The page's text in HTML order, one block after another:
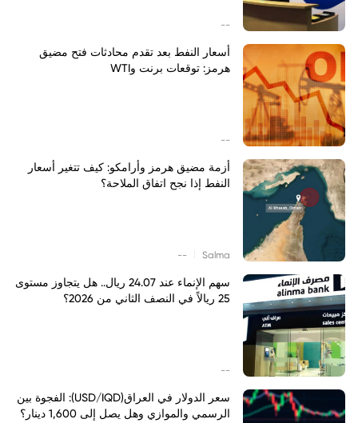
--
أسعار النفط بعد تقدم محادثات فتح مضيق
هرمز: توقعات برنت وWTI
--
أزمة مضيق هرمز وأرامكو: كيف تتغير أسعار
النفط إذا نجح اتفاق الملاحة؟
Salma
--
سهم الإنماء عند 24.07 ريال.. هل يتجاوز مستوى
25 ريالاً في النصف الثاني من 2026؟
--
سعر الدولار في العراق(USD/IQD): الفجوة بين
الرسمي والموازي وهل يصل إلى 1,600 دينار؟